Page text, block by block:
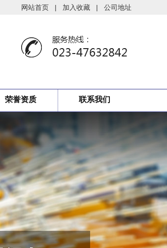
网站首页 | 加入收藏 | 公司地址
荣誉资质 联系我们